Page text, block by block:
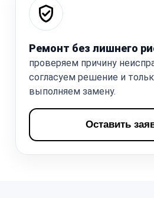
Ремонт без лишнего
проверяем причину
согласуем решение и
выполняем замену.
Оставить